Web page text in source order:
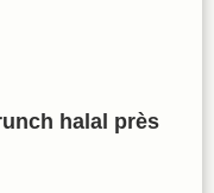
halal près